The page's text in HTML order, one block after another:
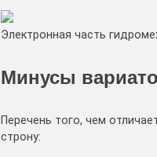
Электронная часть
Минусы
Перечень того, чем
строну: